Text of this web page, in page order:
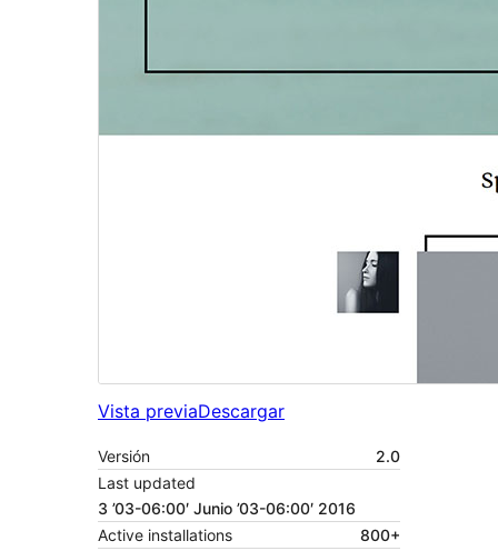
Vista previaDescargar
Versión
2.0
Last updated
3 ’03-06:00′ Junio ’03-06:00′ 2016
Active installations
800+